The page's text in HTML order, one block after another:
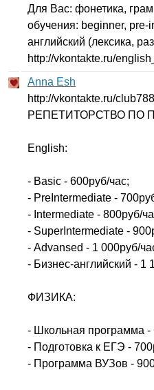
Для Вас: фонетика,
обучения: beginner, pre-
английский (лексика,
http://vkontakte.ru/english
Anna Esh
http://vkontakte.ru/club
РЕПЕТИТОРСТВО ПО
English:
- Basic - 600руб/час;
- PreIntermеdiate -
- Intermеdiate - 800руб/
- SuperIntermеdiate -
- Advansed - 1 000руб/
- Бизнес-английский - 1
ФИЗИКА:
- Школьная программа -
- Подготовка к ЕГЭ -
- Программа ВУЗов -